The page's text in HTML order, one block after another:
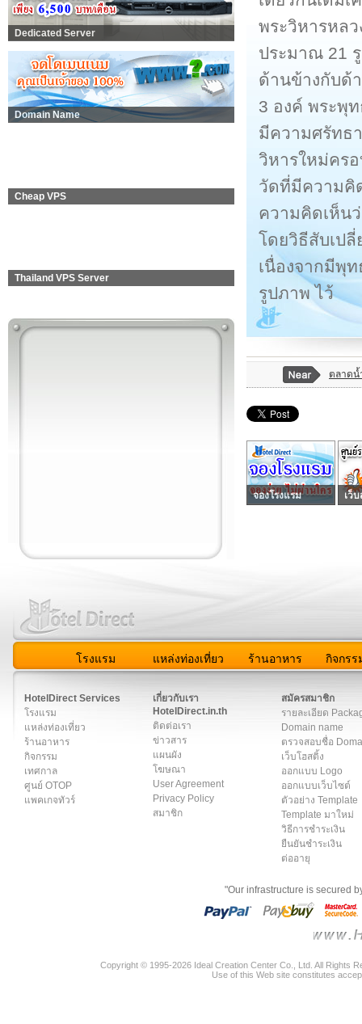
Dedicated Server
Domain Name
Cheap VPS
Thailand VPS Server
พระวิหารหล
ประมาณ 21
ด้านข้างกับด้
3 องค์ พระพุ
มีความศรัทธ
วิหารใหม่คร
วัดที่มีความคิ
ความคิดเห็น
โดยวิธีสับเป
เนื่องจากมีพุ
รูปภาพ ไว้
ตลาดน้
จองโรงแรม เว็
โรงแรม แหล่งท่องเที่ยว ร้านอาหาร กิจกรร
HotelDirect Services
โรงแรม
แหล่งท่องเที่ยว
ร้านอาหาร
กิจกรรม
เทศกาล
ศูนย์ OTOP
แพคเกจทัวร์
เกี่ยวกับเรา
HotelDirect.in.th
ติดต่อเรา
ข่าวสาร
แผนผัง
โฆษณา
User Agreement
Privacy Policy
สมาชิก
สมัครสมาชิก
รายละเอียด
Domain name
ตรวจสอบชื่อ
เว็บโฮสติ้ง
ออกแบบ Logo
ออกแบบเว็บไซต์
ตัวอย่าง Template
Template มาใหม่
วิธีการชำระเงิน
ยืนยันชำระเงิน
ต่ออายุ
"Our infrastructure is secured
Copyright © 1995-2026 Ideal Creation Center Co., Ltd. All Rights
Use of this Web site constitutes